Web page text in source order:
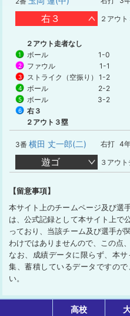
右３ ２アウト
２アウト走者なし
1 ボール 1-0
2 ファウル 1-1
3 ストライク（空振り） 1-2
4 ボール 2-2
5 ボール 3-2
6
右３
２アウト３塁
3番 横田 丈一郎(二) 右打 4
遊ゴ ３アウ
【留意事項】
本サイト上のチームページ及び選
は、公式記録として本サイト上で
っており、当該チーム及び選手が
わけではありませんので、この点
なお、成績データに限らず、本
集、蓄積しているデータですの
い。
高校